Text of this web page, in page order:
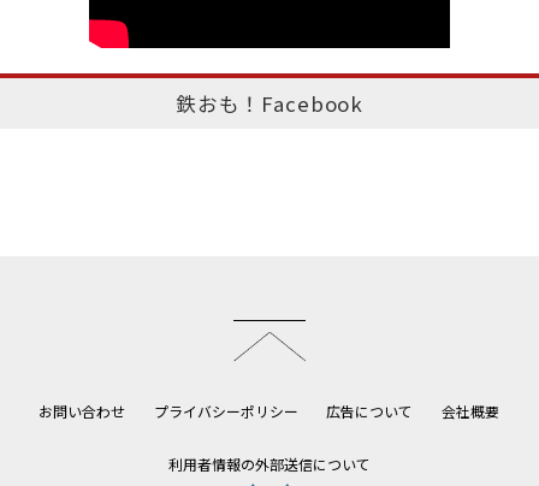
鉄おも！Facebook
お問い合わせ プライバシーポリシー 広告について 会社概要
利用者情報の外部送信について